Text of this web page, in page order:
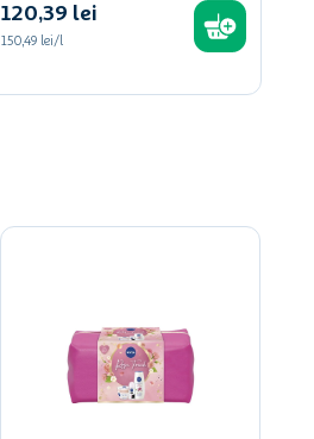
120,39 lei
150,49 lei/l